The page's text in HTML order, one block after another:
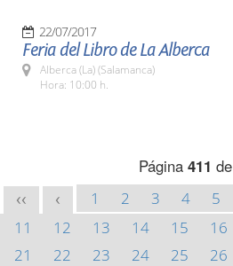
22/07/2017
Feria del Libro de La Alberca
Alberca (La) (Salamanca)
Hora: 10:00 h.
Página 411 de
<< < 1 2 3 4 5
11
12 13 14 15 16
21
22 23 24 25 26